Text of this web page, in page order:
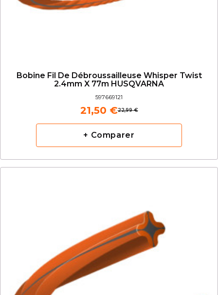
Bobine Fil De Débroussailleuse Whisper Twist
2.4mm X 77m HUSQVARNA
597669121
22,99 €
21,50 €
+ Comparer